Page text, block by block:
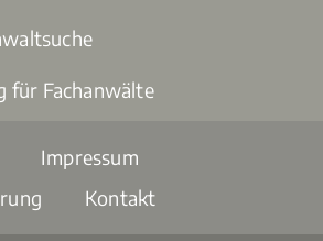
für Fachanwälte
Impressum
Kontakt